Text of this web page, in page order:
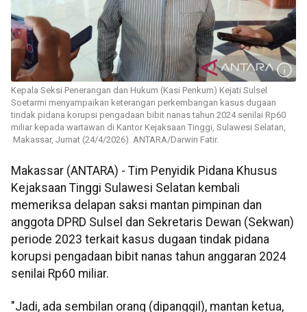
Kepala Seksi Penerangan dan Hukum (Kasi Penkum) Kejati Sulsel
Soetarmi menyampaikan keterangan perkembangan kasus dugaan
tindak pidana korupsi pengadaan bibit nanas tahun 2024 senilai Rp60
miliar kepada wartawan di Kantor Kejaksaan Tinggi, Sulawesi Selatan,
Makassar, Jumat (24/4/2026). ANTARA/Darwin Fatir.
Makassar (ANTARA) - Tim Penyidik Pidana Khusus
Kejaksaan Tinggi Sulawesi Selatan kembali
memeriksa delapan saksi mantan pimpinan dan
anggota DPRD Sulsel dan Sekretaris Dewan (Sekwan)
periode 2023 terkait kasus dugaan tindak pidana
korupsi pengadaan bibit nanas tahun anggaran 2024
senilai Rp60 miliar.
"Jadi, ada sembilan orang (dipanggil), mantan ketua,